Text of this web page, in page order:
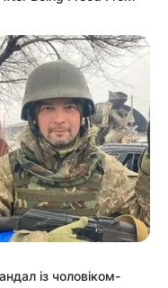
чоловіків
та не
із чоловіком-